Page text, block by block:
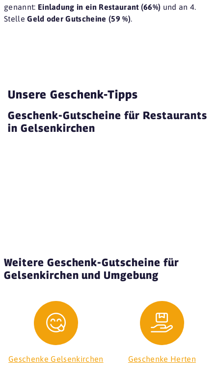
genannt: Einladung in ein Restaurant (66%) und an 4.
StelleGeld oder Gutscheine (59 %).
Unsere Geschenk-Tipps
Geschenk-Gutscheine für Restaurants
in Gelsenkirchen
Weitere Geschenk-Gutscheine für
Gelsenkirchen und Umgebung
Geschenke Gelsenkirchen Geschenke Herten